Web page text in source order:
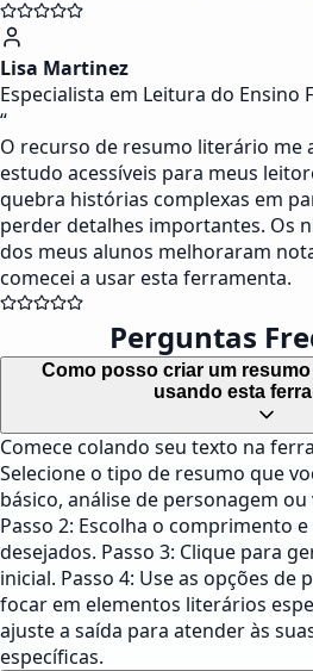
Lisa Martinez
Especialista em Leitura do Ensino
“
O recurso de resumo literário me
estudo acessíveis para meus
quebra histórias complexas em
perder detalhes importantes. Os
dos meus alunos melhoraram
comecei a usar esta ferramenta.
Perguntas
Como posso criar um
usando esta
Comece colando seu texto na
Selecione o tipo de resumo que
básico, análise de personagem
Passo 2: Escolha o comprimento
desejados. Passo 3: Clique para
inicial. Passo 4: Use as opções de
focar em elementos literários
ajuste a saída para atender às
específicas.